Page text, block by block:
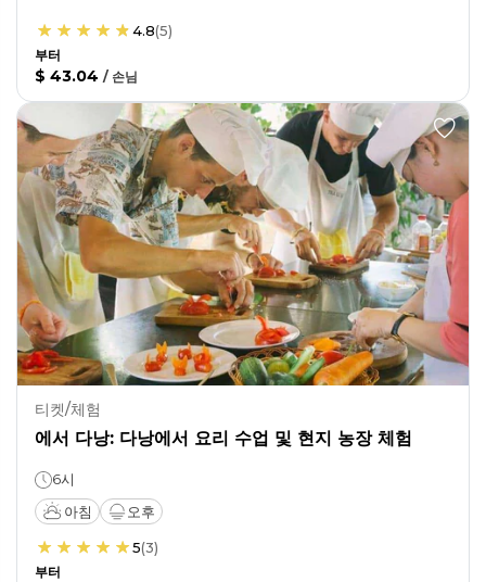
4.8(5)
부터
$ 43.04 / 손님
티켓/체험
에서 다낭: 다낭에서 요리 수업 및 현지 농장 체험
6시
아침
오후
5(3)
부터